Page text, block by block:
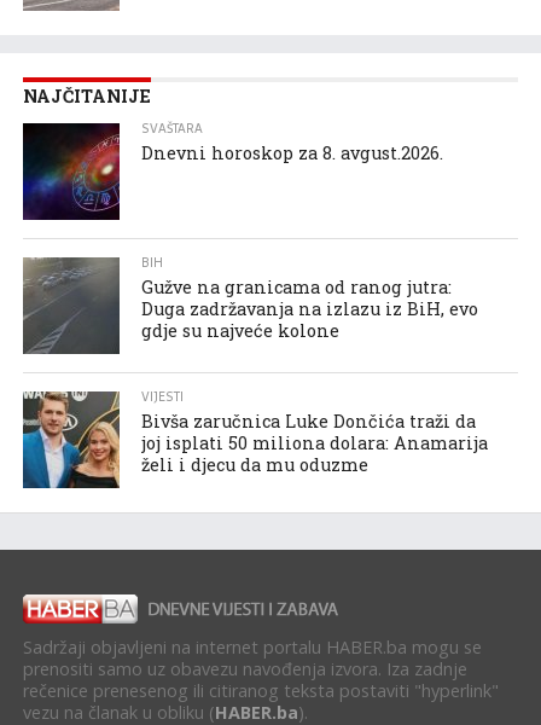
NAJČITANIJE
SVAŠTARA
Dnevni horoskop za 8. avgust.2026.
BIH
Gužve na granicama od ranog jutra:
Duga zadržavanja na izlazu iz BiH, evo
gdje su najveće kolone
VIJESTI
Bivša zaručnica Luke Dončića traži da
joj isplati 50 miliona dolara: Anamarija
želi i djecu da mu oduzme
Sadržaji objavljeni na internet portalu HABER.ba mogu se
prenositi samo uz obavezu navođenja izvora. Iza zadnje
rečenice prenesenog ili citiranog teksta postaviti "hyperlink"
vezu na članak u obliku (HABER.ba).